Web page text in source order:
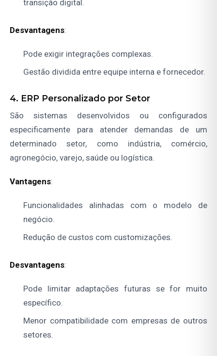
transição digital.
Desvantagens:
Pode exigir integrações complexas.
Gestão dividida entre equipe interna e fornecedor.
4. ERP Personalizado por Setor
São sistemas desenvolvidos ou configurados
especificamente para atender demandas de um
determinado setor, como indústria, comércio,
agronegócio, varejo, saúde ou logística.
Vantagens:
Funcionalidades alinhadas com o modelo de
negócio.
Redução de custos com customizações.
Desvantagens:
Pode limitar adaptações futuras se for muito
específico.
Menor compatibilidade com empresas de outros
setores.